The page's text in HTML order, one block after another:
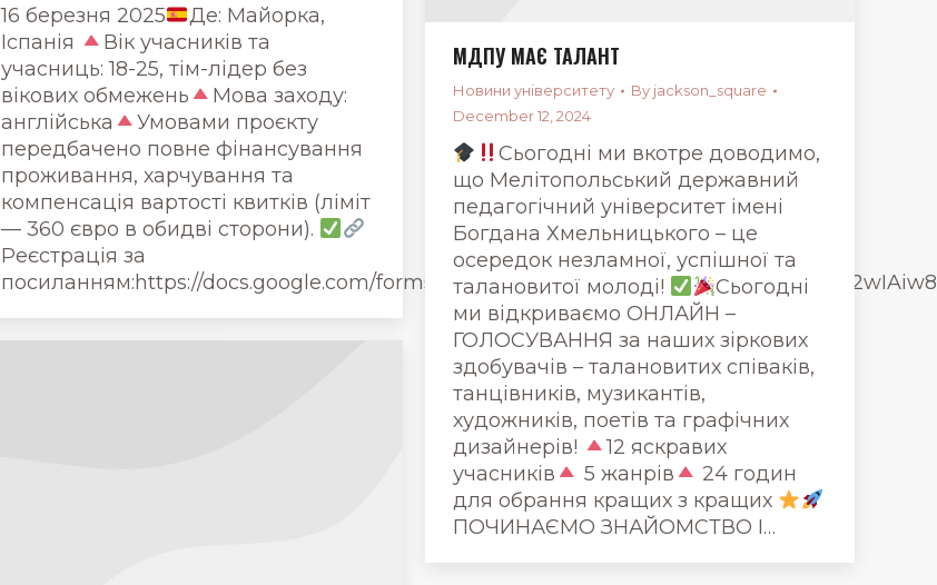
16 березня 2025
Де: Майорка,
Іспанія
Вік учасників та
учасниць: 18-25, тім-лідер без
вікових обмежень
Мова заходу:
англійська
Умовами проєкту
передбачено повне фінансування
проживання, харчування та
компенсація вартості квитків (ліміт
— 360 євро в обидві сторони).
Реєстрація за
посиланням:https://docs.google.com/forms/d/e/
МДПУ МАЄ ТАЛАНТ
Новини університету By jackson_square
December 12, 2024
Сьогодні ми вкотре доводимо,
що Мелітопольський державний
педагогічний університет імені
Богдана Хмельницького – це
осередок незламної, успішної та
талановитої молоді!
Сьогодні
ми відкриваємо ОНЛАЙН –
ГОЛОСУВАННЯ за наших зіркових
здобувачів – талановитих співаків,
танцівників, музикантів,
художників, поетів та графічних
дизайнерів!
12 яскравих
учасників
5 жанрів
24 годин
для обрання кращих з кращих
ПОЧИНАЄМО ЗНАЙОМСТВО І…